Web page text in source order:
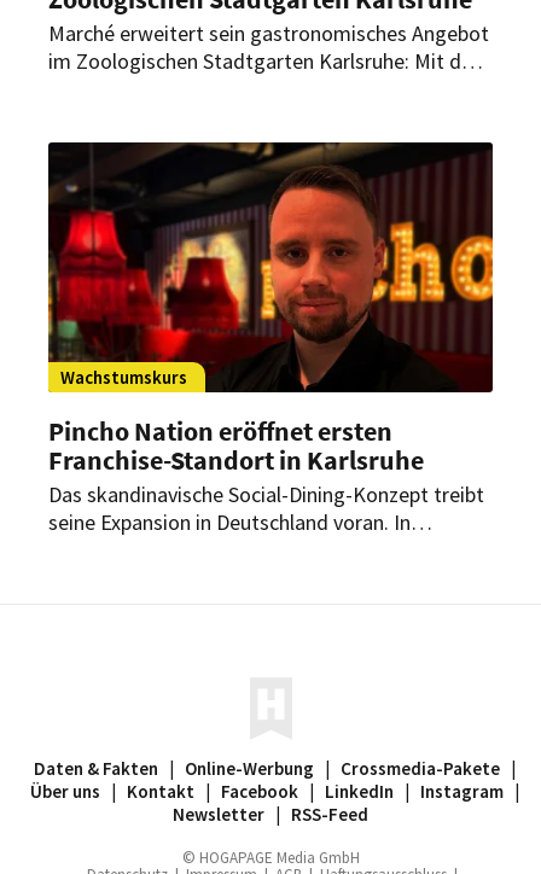
Marché erweitert sein gastronomisches Angebot
im Zoologischen Stadtgarten Karlsruhe: Mit dem
gastronomischen Standort vor Ort.
Wachstumskurs
Pincho Nation eröffnet ersten
Franchise-Standort in Karlsruhe
Das skandinavische Social-Dining-Konzept treibt
seine Expansion in Deutschland voran. In
Daten & Fakten | Online-Werbung | Crossmedia-Pakete |
Über uns | Kontakt | Facebook | LinkedIn | Instagram |
Newsletter | RSS-Feed
© HOGAPAGE Media GmbH